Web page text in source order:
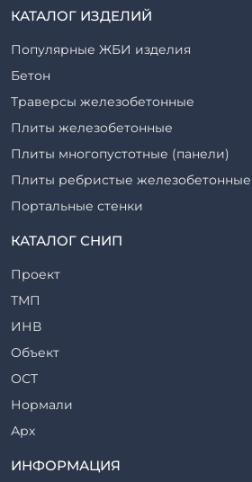
КАТАЛОГ ИЗДЕЛИЙ
Популярные ЖБИ изделия
Бетон
Траверсы железобетонные
Плиты железобетонные
Плиты многопустотные (панели)
Плиты ребристые железобетонные
Портальные стенки
Прогоны железобетонные
Ригели железобетонные
Сваи железобетонные
Стеновые блоки
Стойки железобетонные
Столбы железобетонные
Закладные детали
Трубы железобетонные
Утяжелители железобетонные
КАТАЛОГ СНИП
Проект
ТМП
ИНВ
Объект
ОСТ
Нормали
Арх
ТР
ИНФОРМАЦИЯ